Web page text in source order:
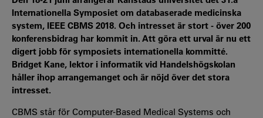
Internationella Symposiet om databaserade medicinska
system, IEEE CBMS 2018. Och intresset är stort - över 200
konferensbidrag har kommit in. Att göra ett urval är nu ett
digert jobb för symposiets internationella kommitté.
Bridget Kane, lektor i informatik vid Handelshögskolan
håller ihop arrangemanget och är nöjd över det stora
intresset.
CBMS står för Computer-Based Medical Systems och